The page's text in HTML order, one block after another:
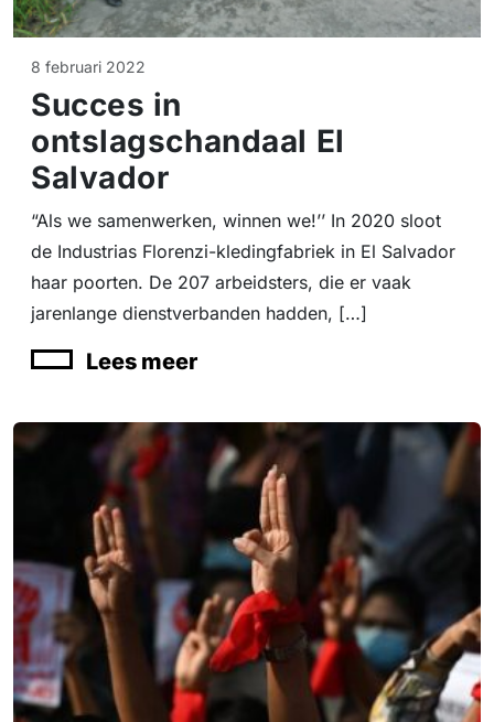
8 februari 2022
Succes in
ontslagschandaal El
Salvador
“Als we samenwerken, winnen we!’’ In 2020 sloot
de Industrias Florenzi-kledingfabriek in El Salvador
haar poorten. De 207 arbeidsters, die er vaak
jarenlange dienstverbanden hadden, […]
Lees meer